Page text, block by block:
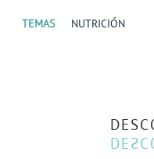
TEMAS NUTRICIÓN